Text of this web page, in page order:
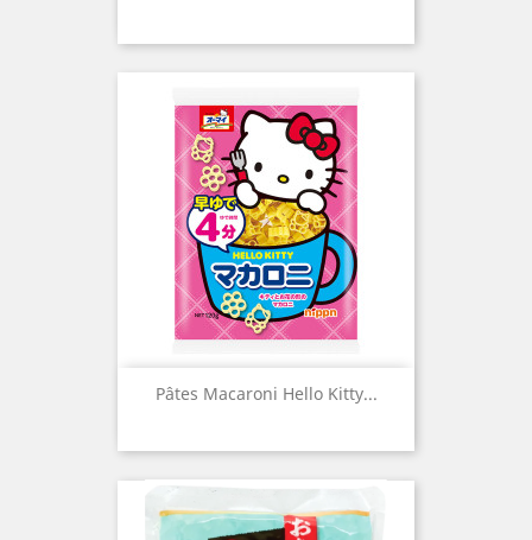
Pâtes Macaroni Hello Kitty...